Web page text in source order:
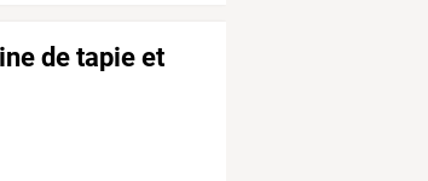
de tapie et